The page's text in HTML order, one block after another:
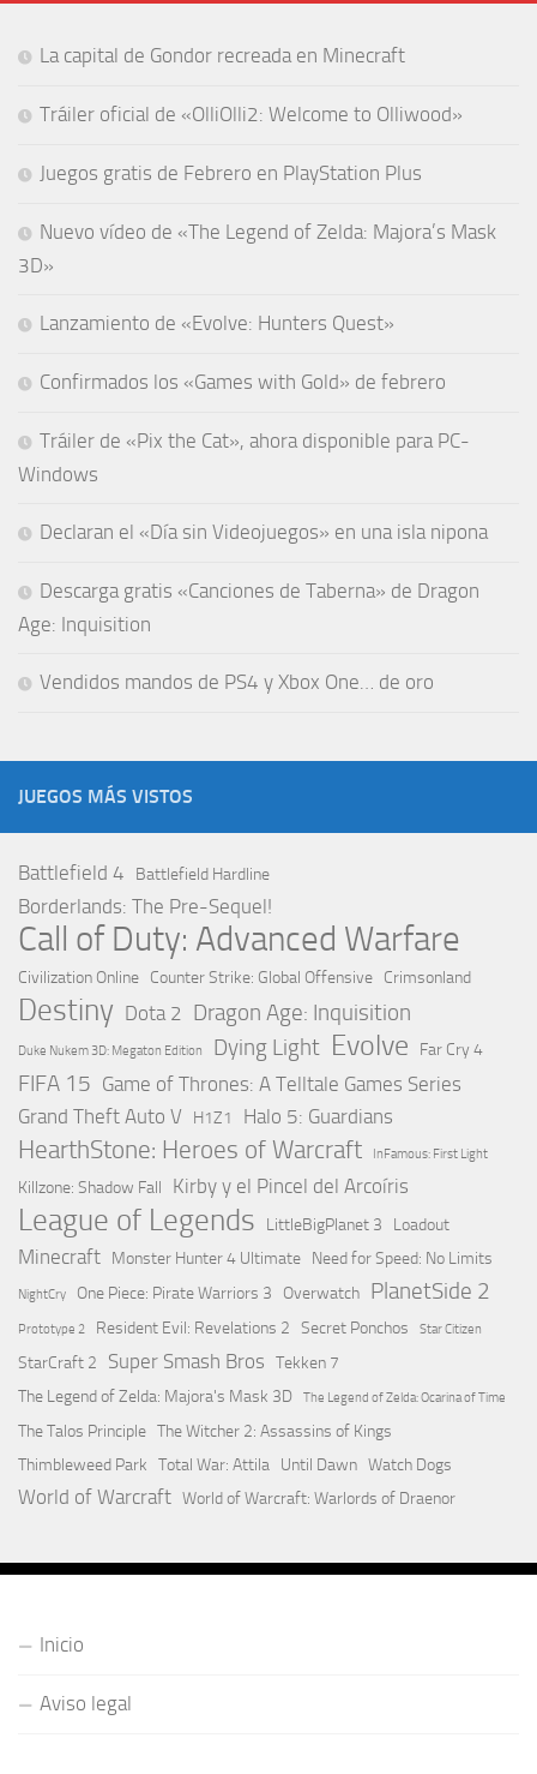
La capital de Gondor recreada en Minecraft
Tráiler oficial de «OlliOlli2: Welcome to Olliwood»
Juegos gratis de Febrero en PlayStation Plus
Nuevo vídeo de «The Legend of Zelda: Majora’s Mask
3D»
Lanzamiento de «Evolve: Hunters Quest»
Confirmados los «Games with Gold» de febrero
Tráiler de «Pix the Cat», ahora disponible para PC-
Windows
Declaran el «Día sin Videojuegos» en una isla nipona
Descarga gratis «Canciones de Taberna» de Dragon
Age: Inquisition
Vendidos mandos de PS4 y Xbox One… de oro
JUEGOS MÁS VISTOS
Battlefield 4 Battlefield Hardline
Borderlands: The Pre-Sequel!
Call of Duty: Advanced Warfare
Civilization Online Counter Strike: Global Offensive Crimsonland
Destiny Dota 2 Dragon Age: Inquisition
Duke Nukem 3D: Megaton Edition Dying Light Evolve Far Cry 4
FIFA 15 Game of Thrones: A Telltale Games Series
Grand Theft Auto V H1Z1 Halo 5: Guardians
HearthStone: Heroes of Warcraft InFamous: First Light
Killzone: Shadow Fall Kirby y el Pincel del Arcoíris
League of Legends LittleBigPlanet 3 Loadout
Minecraft Monster Hunter 4 Ultimate Need for Speed: No Limits
NightCry One Piece: Pirate Warriors 3 Overwatch PlanetSide 2
Prototype 2 Resident Evil: Revelations 2 Secret Ponchos Star Citizen
StarCraft 2 Super Smash Bros Tekken 7
The Legend of Zelda: Majora's Mask 3D
The Legend of Zelda: Ocarina of Time
The Talos Principle The Witcher 2: Assassins of Kings
Thimbleweed Park Total War: Attila Until Dawn Watch Dogs
World of Warcraft World of Warcraft: Warlords of Draenor
Inicio
Aviso legal